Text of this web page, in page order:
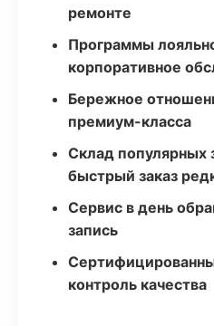
ремонте
Программы
корпоративное
Бережное
премиум-класса
Склад популярных
быстрый заказ
Сервис в день
запись
контроль качества